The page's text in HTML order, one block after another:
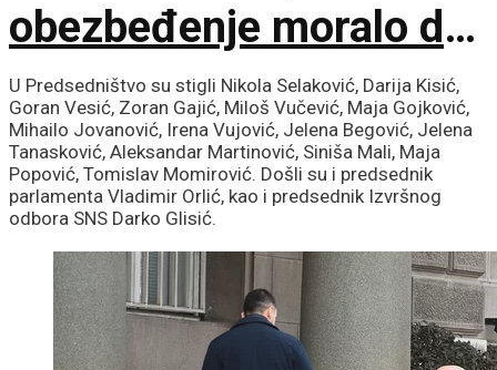
obezbeđenje moralo da
interveniše
U Predsedništvo su stigli Nikola Selaković, Darija Kisić,
Goran Vesić, Zoran Gajić, Miloš Vučević, Maja Gojković,
Mihailo Jovanović, Irena Vujović, Jelena Begović, Jelena
Tanasković, Aleksandar Martinović, Siniša Mali, Maja
Popović, Tomislav Momirović. Došli su i predsednik
parlamenta Vladimir Orlić, kao i predsednik Izvršnog
odbora SNS Darko Glisić.